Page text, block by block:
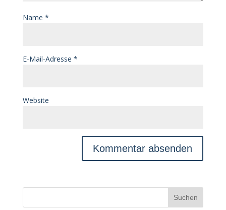
Name *
E-Mail-Adresse *
Website